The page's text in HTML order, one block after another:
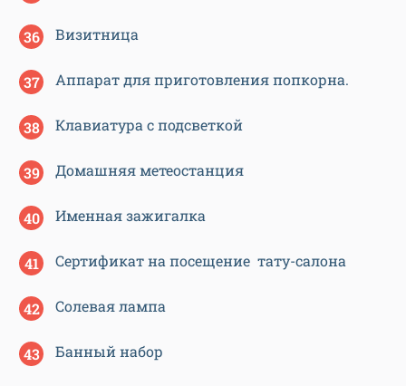
Визитница
Аппарат для приготовления попкорна.
Клавиатура с подсветкой
Домашняя метеостанция
Именная зажигалка
Сертификат на посещение тату-салона
Солевая лампа
Банный набор